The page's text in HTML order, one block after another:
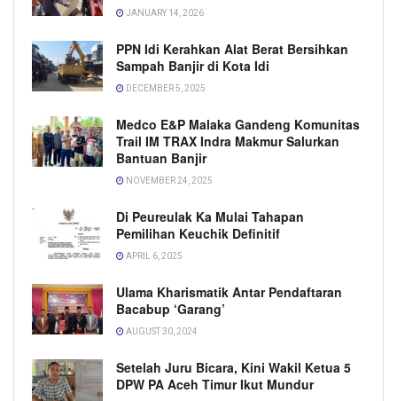
JANUARY 14, 2026
PPN Idi Kerahkan Alat Berat Bersihkan
Sampah Banjir di Kota Idi
DECEMBER 5, 2025
Medco E&P Malaka Gandeng Komunitas
Trail IM TRAX Indra Makmur Salurkan
Bantuan Banjir
NOVEMBER 24, 2025
Di Peureulak Ka Mulai Tahapan
Pemilihan Keuchik Definitif
APRIL 6, 2025
Ulama Kharismatik Antar Pendaftaran
Bacabup ‘Garang’
AUGUST 30, 2024
Setelah Juru Bicara, Kini Wakil Ketua 5
DPW PA Aceh Timur Ikut Mundur